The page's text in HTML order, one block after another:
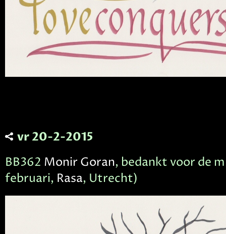
vr 20-2-2015
BB362 Monir Goran, bedankt voor de
februari, Rasa, Utrecht)